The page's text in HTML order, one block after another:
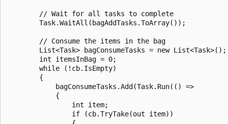
        // Wait for all tasks to complete
        Task.WaitAll(bagAddTasks.ToArray());
        // Consume the items in the bag
        List<Task> bagConsumeTasks = new List<Task>();
        int itemsInBag = 0;
        while (!cb.IsEmpty)
        {
            bagConsumeTasks.Add(Task.Run(() =>
            {
                int item;
                if (cb.TryTake(out item))